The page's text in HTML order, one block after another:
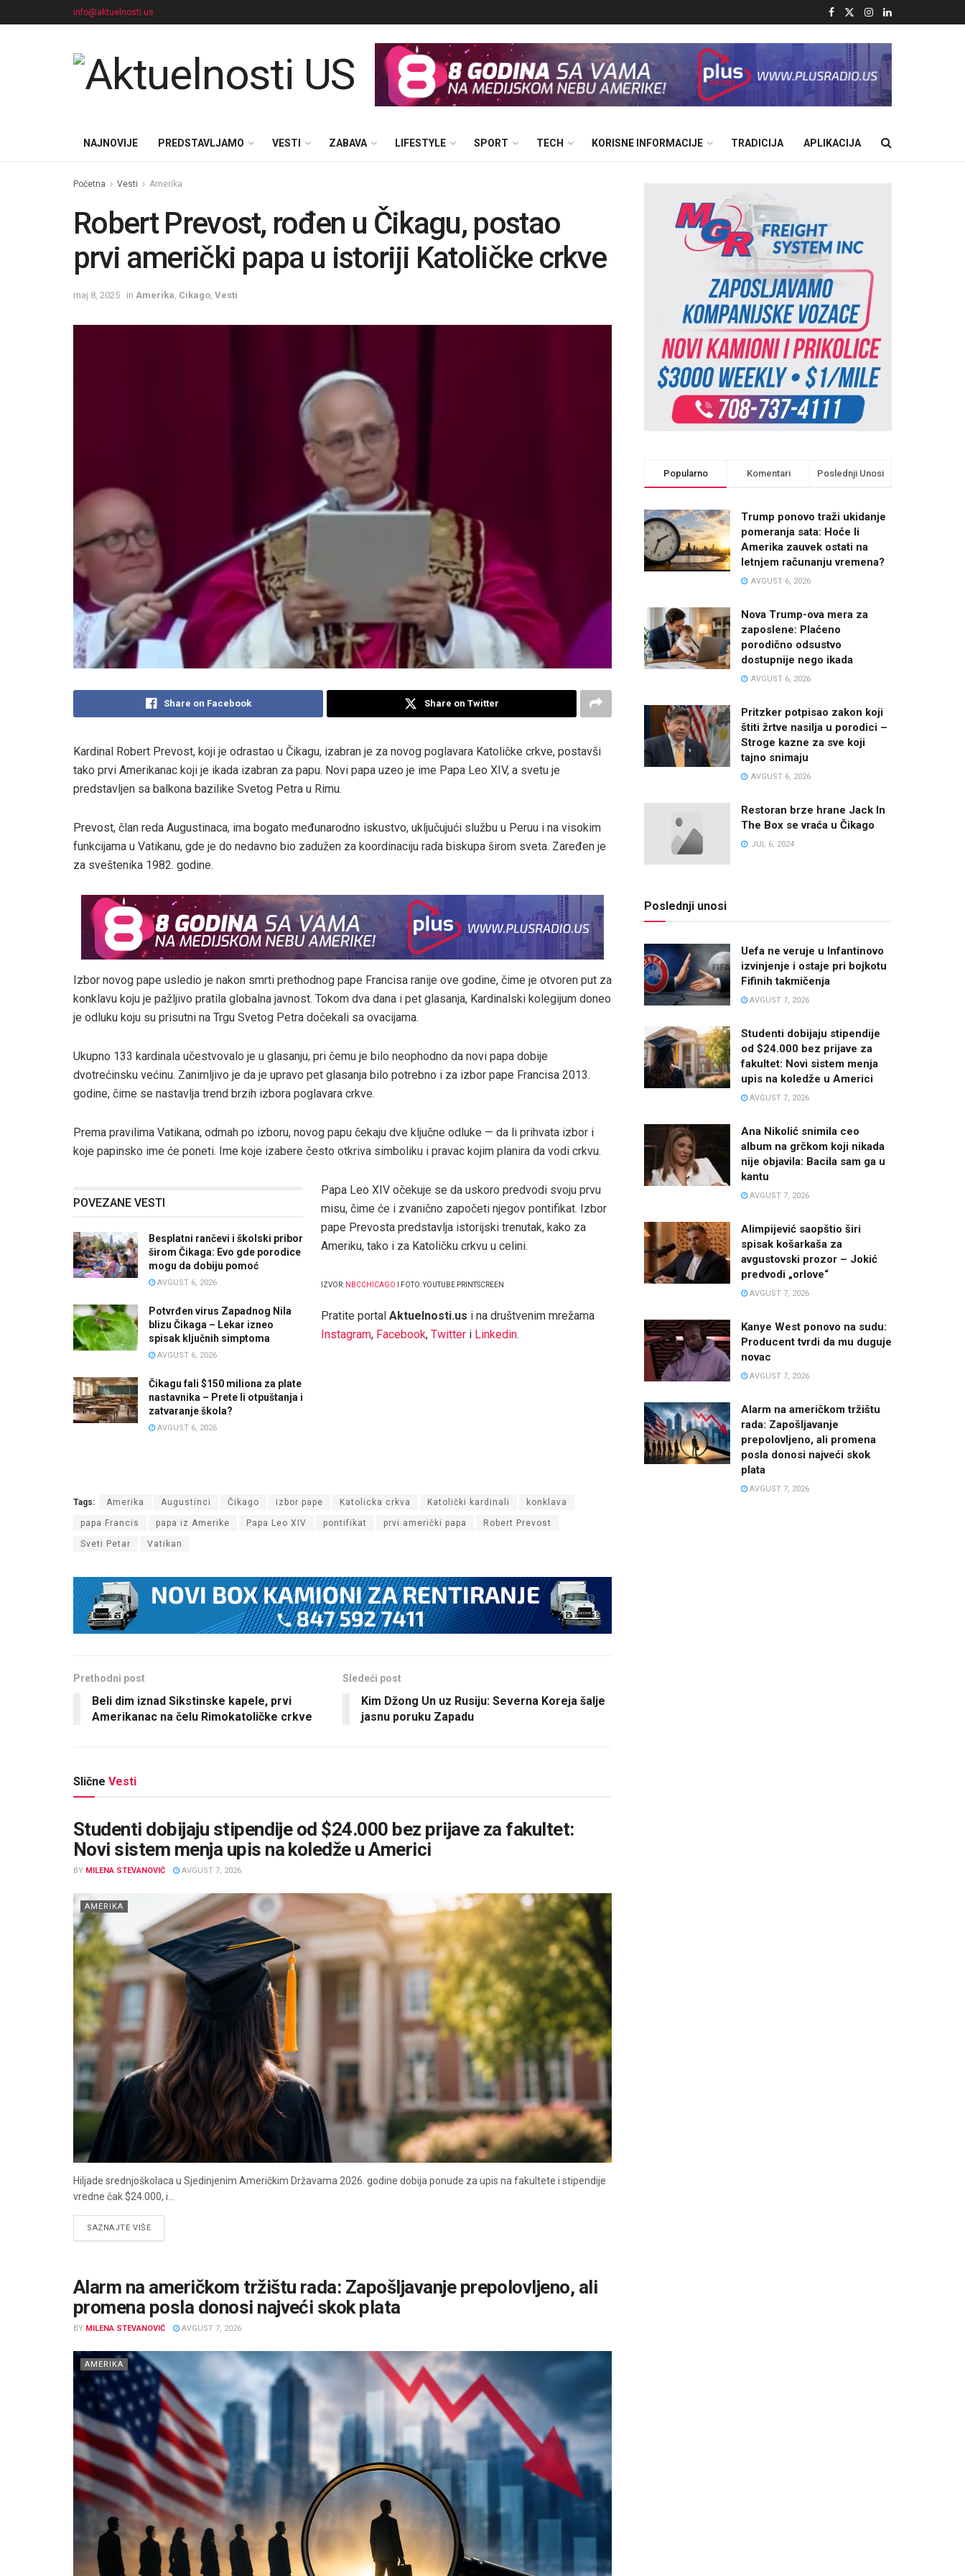
info@aktuelnosti.us
NAJNOVIJE PREDSTAVLJAMO VESTI ZABAVA LIFESTYLE SPORT TECH KORISNE INFORMACIJE TRADICIJA APLIKACIJA
Početna Vesti Amerika
Robert Prevost, rođen u Čikagu, postao
prvi američki papa u istoriji Katoličke crkve
maj 8, 2025 in Amerika Cikago Vesti
Share on Facebook Share on Twitter
Kardinal Robert Prevost, koji je odrastao u Čikagu, izabran je za novog poglavara Katoličke crkve, postavši
tako prvi Amerikanac koji je ikada izabran za papu. Novi papa uzeo je ime Papa Leo XIV, a svetu je
predstavljen sa balkona bazilike Svetog Petra u Rimu.
Prevost, član reda Augustinaca, ima bogato međunarodno iskustvo, uključujući službu u Peruu i na visokim
funkcijama u Vatikanu, gde je do nedavno bio zadužen za koordinaciju rada biskupa širom sveta. Zaređen je
za sveštenika 1982. godine.
Izbor novog pape usledio je nakon smrti prethodnog pape Francisa ranije ove godine, čime je otvoren put za
konklavu koju je pažljivo pratila globalna javnost. Tokom dva dana i pet glasanja, Kardinalski kolegijum doneo
je odluku koju su prisutni na Trgu Svetog Petra dočekali sa ovacijama.
Ukupno 133 kardinala učestvovalo je u glasanju, pri čemu je bilo neophodno da novi papa dobije
dvotrećinsku većinu. Zanimljivo je da je upravo pet glasanja bilo potrebno i za izbor pape Francisa 2013.
godine, čime se nastavlja trend brzih izbora poglavara crkve.
Prema pravilima Vatikana, odmah po izboru, novog papu čekaju dve ključne odluke — da li prihvata izbor i
koje papinsko ime će poneti. Ime koje izabere često otkriva simboliku i pravac kojim planira da vodi crkvu.
POVEZANE VESTI
Besplatni rančevi i školski pribor
širom Čikaga: Evo gde porodice
mogu da dobiju pomoć
AVGUST 6, 2026
Potvrđen virus Zapadnog Nila
blizu Čikaga – Lekar izneo
spisak ključnih simptoma
AVGUST 6, 2026
Čikagu fali $150 miliona za plate
nastavnika – Prete li otpuštanja i
zatvaranje škola?
AVGUST 6, 2026
Papa Leo XIV očekuje se da uskoro predvodi svoju prvu
misu, čime će i zvanično započeti njegov pontifikat. Izbor
pape Prevosta predstavlja istorijski trenutak, kako za
Ameriku, tako i za Katoličku crkvu u celini.
IZVOR: NBCCHICAGO I FOTO: YOUTUBE PRINTSCREEN
Pratite portal Aktuelnosti.us i na društvenim mrežama
Instagram, Facebook, Twitter i Linkedin.
Tags: Amerika Augustinci Čikago izbor pape Katolicka crkva Katolički kardinali konklava
papa Francis papa iz Amerike Papa Leo XIV pontifikat prvi američki papa Robert Prevost
Sveti Petar Vatikan
Prethodni post
Beli dim iznad Sikstinske kapele, prvi
Amerikanac na čelu Rimokatoličke crkve
Sledeći post
Kim Džong Un uz Rusiju: Severna Koreja šalje
jasnu poruku Zapadu
Slične Vesti
Studenti dobijaju stipendije od $24.000 bez prijave za fakultet:
Novi sistem menja upis na koledže u Americi
BY MILENA STEVANOVIĆ AVGUST 7, 2026
AMERIKA
Hiljade srednjoškolaca u Sjedinjenim Američkim Državama 2026. godine dobija ponude za upis na fakultete i stipendije
vredne čak $24.000, i...
SAZNAJTE VIŠEDETAILS
Alarm na američkom tržištu rada: Zapošljavanje prepolovljeno, ali
promena posla donosi najveći skok plata
BY MILENA STEVANOVIĆ AVGUST 7, 2026
AMERIKA
Popularno Komentari Poslednji Unosi
Trump ponovo traži ukidanje
pomeranja sata: Hoće li
Amerika zauvek ostati na
letnjem računanju vremena?
AVGUST 6, 2026
Nova Trump-ova mera za
zaposlene: Plaćeno
porodično odsustvo
dostupnije nego ikada
AVGUST 6, 2026
Pritzker potpisao zakon koji
štiti žrtve nasilja u porodici –
Stroge kazne za sve koji
tajno snimaju
AVGUST 6, 2026
Restoran brze hrane Jack In
The Box se vraća u Čikago
JUL 6, 2024
Poslednji unosi
Uefa ne veruje u Infantinovo
izvinjenje i ostaje pri bojkotu
Fifinih takmičenja
AVGUST 7, 2026
Studenti dobijaju stipendije
od $24.000 bez prijave za
fakultet: Novi sistem menja
upis na koledže u Americi
AVGUST 7, 2026
Ana Nikolić snimila ceo
album na grčkom koji nikada
nije objavila: Bacila sam ga u
kantu
AVGUST 7, 2026
Alimpijević saopštio širi
spisak košarkaša za
avgustovski prozor – Jokić
predvodi „orlove“
AVGUST 7, 2026
Kanye West ponovo na sudu:
Producent tvrdi da mu duguje
novac
AVGUST 7, 2026
Alarm na američkom tržištu
rada: Zapošljavanje
prepolovljeno, ali promena
posla donosi najveći skok
plata
AVGUST 7, 2026